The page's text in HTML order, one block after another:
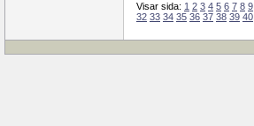
Visar sida: 1 2 3 4 5 6 7 8 9
32 33 34 35 36 37 38 39 40